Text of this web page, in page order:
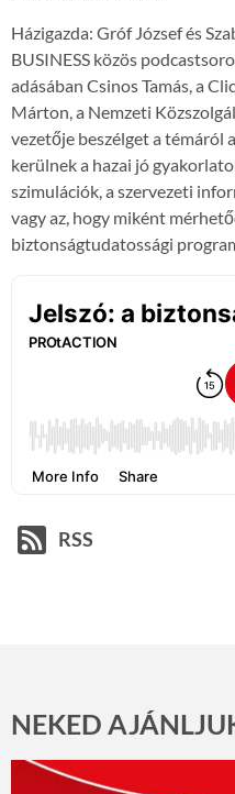
Házigazda: Gróf József és
BUSINESS közös
adásában Csinos Tamás, a
Márton, a Nemzeti
vezetője beszélget a témáról
kerülnek a hazai jó
szimulációk, a szervezeti
vagy az, hogy miként
biztonságtudatossági
RSS
NEKED